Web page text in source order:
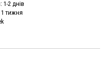
1-2 днів
1 тижня